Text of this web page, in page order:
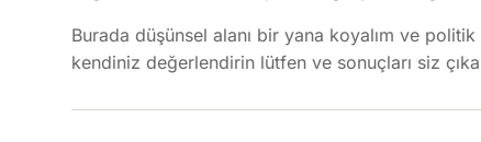
Burada düşünsel alanı bir yana koyalım ve
kendiniz değerlendirin lütfen ve sonuçları siz